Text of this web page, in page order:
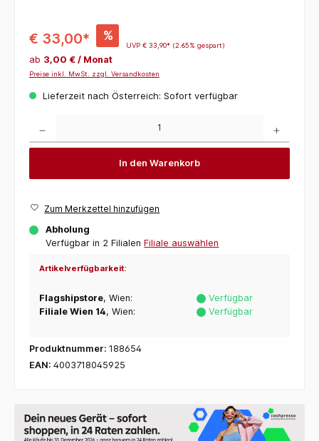
€ 33,00* %
UVP € 33,90* (2.65% gespart)
ab 3,00 € / Monat
Preise inkl. MwSt. zzgl. Versandkosten
Lieferzeit nach Österreich: Sofort verfügbar
In den Warenkorb
Zum Merkzettel hinzufügen
Abholung
Verfügbar in 2 Filialen Filiale auswählen
Artikelverfügbarkeit:
Flagshipstore, Wien:
Verfügbar
Filiale Wien 14, Wien: Verfügbar
Produktnummer: 188654
EAN: 4003718045925